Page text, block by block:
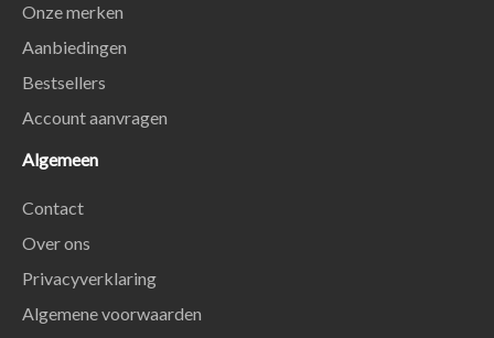
Onze merken
Aanbiedingen
Bestsellers
Account aanvragen
Algemeen
Contact
Over ons
Privacyverklaring
Algemene voorwaarden